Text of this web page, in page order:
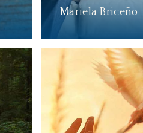
Mariela Briceño